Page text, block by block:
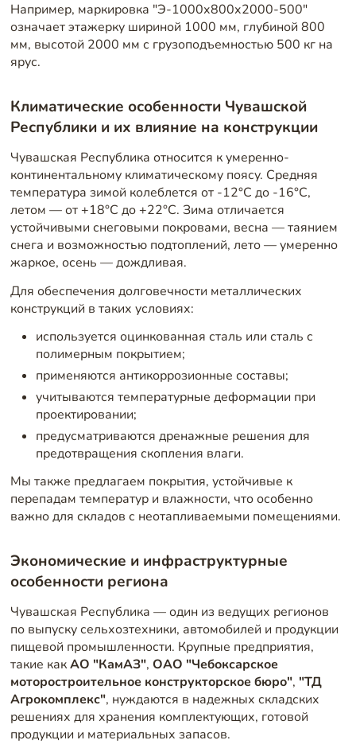
Например, маркировка "Э-1000х800х2000-500"
означает этажерку шириной 1000 мм, глубиной 800
мм, высотой 2000 мм с грузоподъемностью 500 кг на
ярус.
Климатические особенности Чувашской
Республики и их влияние на конструкции
Чувашская Республика относится к умеренно-
континентальному климатическому поясу. Средняя
температура зимой колеблется от -12°C до -16°C,
летом — от +18°C до +22°C. Зима отличается
устойчивыми снеговыми покровами, весна — таянием
снега и возможностью подтоплений, лето — умеренно
жаркое, осень — дождливая.
Для обеспечения долговечности металлических
конструкций в таких условиях:
используется оцинкованная сталь или сталь с
полимерным покрытием;
применяются антикоррозионные составы;
учитываются температурные деформации при
проектировании;
предусматриваются дренажные решения для
предотвращения скопления влаги.
Мы также предлагаем покрытия, устойчивые к
перепадам температур и влажности, что особенно
важно для складов с неотапливаемыми помещениями.
Экономические и инфраструктурные
особенности региона
Чувашская Республика — один из ведущих регионов
по выпуску сельхозтехники, автомобилей и продукции
пищевой промышленности. Крупные предприятия,
такие какАО "КамАЗ", ОАО "Чебоксарское
моторостроительное конструкторское бюро", "ТД
Агрокомплекс", нуждаются в надежных складских
решениях для хранения комплектующих, готовой
продукции и материальных запасов.